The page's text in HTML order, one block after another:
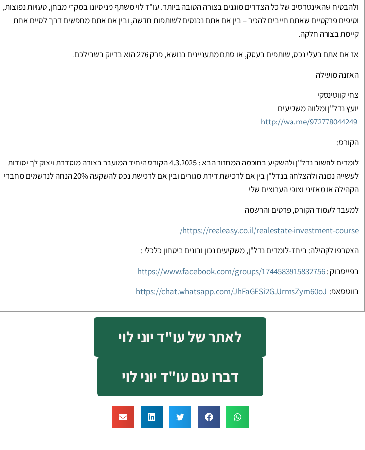
ולהבטיח שהאינטרסים של כל הצדדים מוגנים בצורה הטובה ביותר. עו"ד לוי משתף מניסיונו במקרי מבחן, טעויות נפוצות,
וטיפים פרקטיים שאתם חייבים להכיר – בין אם אתם נכנסים לשותפות חדשה, ובין אם אתם מחפשים דרך לסיים אחת
קיימת בצורה חלקה.
אז אם אתם בעלי נכס, שותפים בעסק, או סתם מתעניינים בנושא, פרק 276 הוא בדיוק בשבילכם!
האזנה מועילה
צחי קווטינסקי
יועץ נדל"ן ומלווה משקיעים
http://wa.me/972778044249
⁠הקורס:
לומדים לחשוב נדל"ן ולהשקיע בחוכמה המחזור הבא : 4.3.2025 הקורס היחיד המועבר בצורה מוסדרת ויצוק לך יסודות
לעשייה נכונה ולהצלחה בנדל"ן בין אם לרכישת דירת מגורים ובין אם לרכישת נכס להשקעה 20% הנחה לנרשמים מחברי
הקהילה או מאזיני וצופי הערוצים שלי
למעבר לעמוד הקורס, פרטים והרשמה
https://realeasy.co.il/realestate-investment-course/
הצטרפו לקהילה: ביחד-לומדים נדל"ן, משקיעים נכון ובונים ביטחון כלכלי :
בפייסבוק :https://www.facebook.com/groups/1744583915832756
בווטסאפ:
לאתר של עו"ד יוני לוי
דברו עם עו"ד יוני לוי